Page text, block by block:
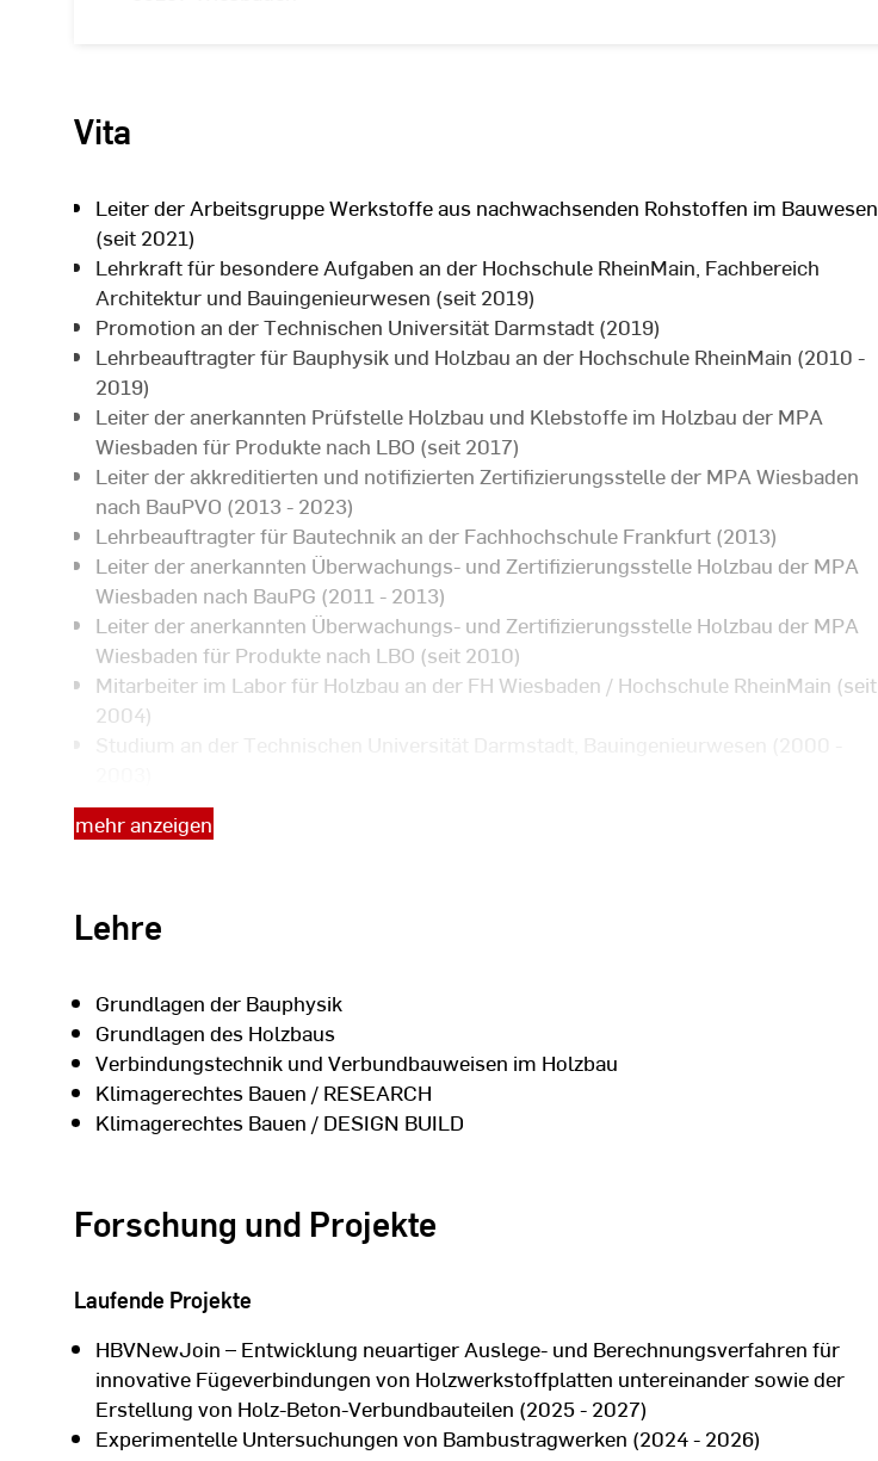
Vita
Leiter der Arbeitsgruppe Werkstoffe aus nachwachsenden Rohstoffen im Bauwesen
(seit 2021)
Lehrkraft für besondere Aufgaben an der Hochschule RheinMain, Fachbereich
Architektur und Bauingenieurwesen (seit 2019)
Promotion an der Technischen Universität Darmstadt (2019)
Lehrbeauftragter für Bauphysik und Holzbau an der Hochschule RheinMain (2010 -
2019)
Leiter der anerkannten Prüfstelle Holzbau und Klebstoffe im Holzbau der MPA
Wiesbaden für Produkte nach LBO (seit 2017)
Leiter der akkreditierten und notifizierten Zertifizierungsstelle der MPA Wiesbaden
nach BauPVO (2013 - 2023)
Lehrbeauftragter für Bautechnik an der Fachhochschule Frankfurt (2013)
Leiter der anerkannten Überwachungs- und Zertifizierungsstelle Holzbau der MPA
Wiesbaden nach BauPG (2011 - 2013)
Leiter der anerkannten Überwachungs- und Zertifizierungsstelle Holzbau der MPA
Wiesbaden für Produkte nach LBO (seit 2010)
Mitarbeiter im Labor für Holzbau an der FH Wiesbaden / Hochschule RheinMain (seit
2004)
Studium an der Fachhochschule Wiesbaden, Bauingenieurwesen (1996 - 2000)
mehr anzeigen
Lehre
Grundlagen der Bauphysik
Grundlagen des Holzbaus
Verbindungstechnik und Verbundbauweisen im Holzbau
Klimagerechtes Bauen / RESEARCH
Klimagerechtes Bauen / DESIGN BUILD
Forschung und Projekte
Laufende Projekte
HBVNewJoin – Entwicklung neuartiger Auslege- und Berechnungsverfahren für
innovative Fügeverbindungen von Holzwerkstoffplatten untereinander sowie der
Erstellung von Holz-Beton-Verbundbauteilen (2025 - 2027)
Experimentelle Untersuchungen von Bambustragwerken (2024 - 2026)